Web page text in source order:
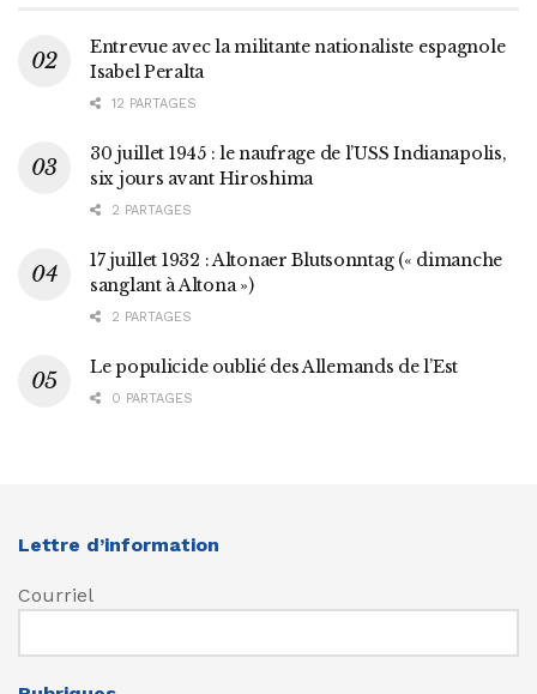
Entrevue avec la militante nationaliste espagnole
Isabel Peralta
12 PARTAGES
30 juillet 1945 : le naufrage de l’USS Indianapolis,
six jours avant Hiroshima
2 PARTAGES
17 juillet 1932 : Altonaer Blutsonntag (« dimanche
sanglant à Altona »)
2 PARTAGES
Le populicide oublié des Allemands de l’Est
0 PARTAGES
Lettre d’information
Courriel